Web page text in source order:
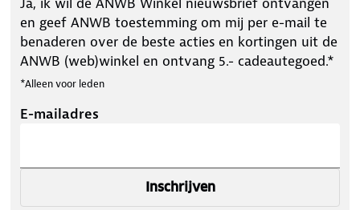
onderweg wil genieten van koude drankjes.
en geef ANWB toestemming om mij per e-mail te
benaderen over de beste acties en kortingen uit de
ANWB (web)winkel en ontvang 5.- cadeautegoed.*
*Alleen voor leden
E-mailadres
Inschrijven